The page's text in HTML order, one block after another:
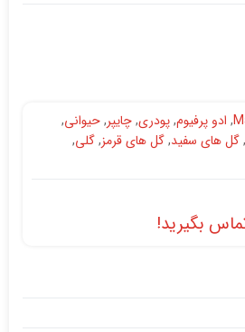
, ادو پرفیوم,پودری,چایپر,حیوانی,
,گل های سفید,گل های قرمز,گلی,
بگیرید!